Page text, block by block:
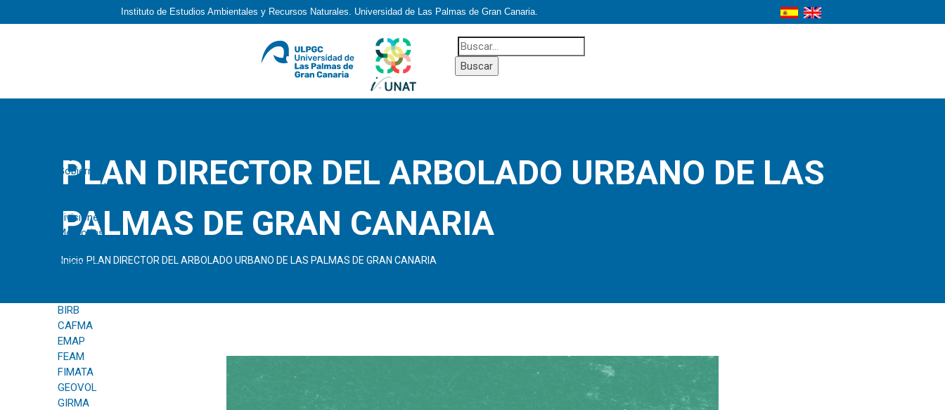
Instituto de Estudios Ambientales y Recursos Naturales. Universidad de Las Palmas de Gran Canaria.
Gobierno
Reglamento Interno
Divisiones
Memorias
Contacto
BIRB
CAFMA
EMAP
FEAM
FIMATA
GEOVOL
GIRMA
PLAN DIRECTOR DEL ARBOLADO URBANO DE LAS
PALMAS DE GRAN CANARIA
Inicio PLAN DIRECTOR DEL ARBOLADO URBANO DE LAS PALMAS DE GRAN CANARIA